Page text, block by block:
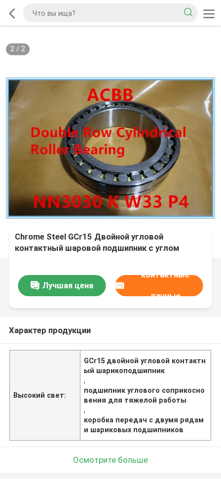
2/ 2
Chrome Steel GCr15 Двойной угловой
контактный шаровой подшипник с углом
Лучшая цена
контактные
данные
Характер продукции
Высокий свет:
GCr15 двойной угловой контактн
ый шарикоподшипник
,
подшипник углового соприкосно
вения для тяжелой работы
,
коробка передач с двумя рядам
и шариковых подшипников
Осмотрите больше